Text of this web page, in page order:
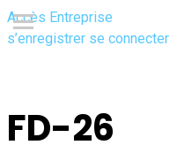
Accès Entreprise
s’enregistrer se connecter
FD-26